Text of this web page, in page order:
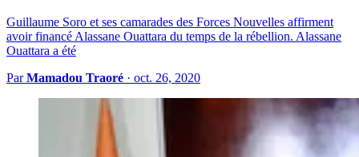
Guillaume Soro et ses camarades des Forces Nouvelles affirment
avoir financé Alassane Ouattara du temps de la rébellion. Alassane
Ouattara a été
ParMamadou Traoré · oct. 26, 2020